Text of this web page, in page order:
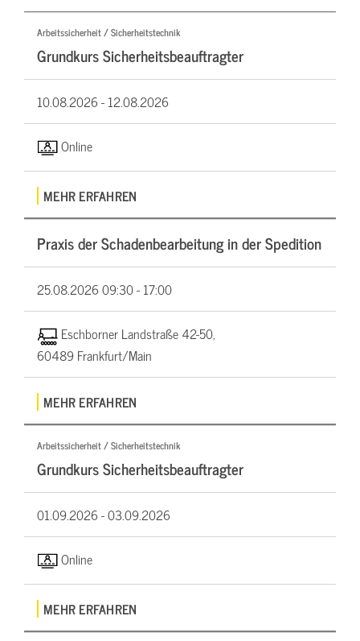
Arbeitssicherheit / Sicherheitstechnik
Grundkurs Sicherheitsbeauftragter
10.08.2026 -12.08.2026
Online
MEHR ERFAHREN
Praxis der Schadenbearbeitung in der Spedition
25.08.202609:30 - 17:00
Eschborner Landstraße 42-50,
60489 Frankfurt/Main
MEHR ERFAHREN
Arbeitssicherheit / Sicherheitstechnik
Grundkurs Sicherheitsbeauftragter
01.09.2026 -03.09.2026
Online
MEHR ERFAHREN